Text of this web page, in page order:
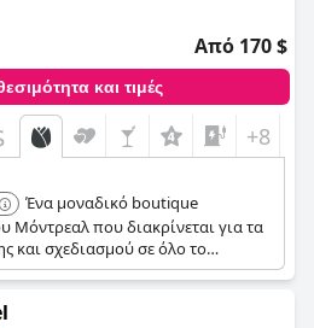
Από 170 $
και τιμές
+8
Ένα μοναδικό boutique
Μόντρεαλ που διακρίνεται για τα
και σχεδιασμού σε όλο το
κεντρική τοποθεσία κοντά
αξιοθέατα.